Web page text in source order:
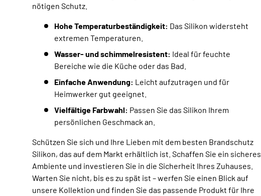
nötigen Schutz.
Hohe Temperaturbeständigkeit: Das Silikon widersteht
extremen Temperaturen.
Wasser- und schimmelresistent: Ideal für feuchte
Bereiche wie die Küche oder das Bad.
Einfache Anwendung: Leicht aufzutragen und für
Heimwerker gut geeignet.
Vielfältige Farbwahl: Passen Sie das Silikon Ihrem
persönlichen Geschmack an.
Schützen Sie sich und Ihre Lieben mit dem besten Brandschutz
Silikon, das auf dem Markt erhältlich ist. Schaffen Sie ein sicheres
Ambiente und investieren Sie in die Sicherheit Ihres Zuhauses.
Warten Sie nicht, bis es zu spät ist – werfen Sie einen Blick auf
unsere Kollektion und finden Sie das passende Produkt für Ihre